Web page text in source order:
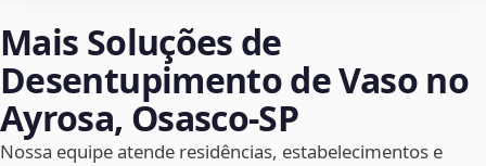
Mais Soluções de
Desentupimento de Vaso no
Ayrosa, Osasco‑SP
Nossa equipe atende residências, estabelecimentos e